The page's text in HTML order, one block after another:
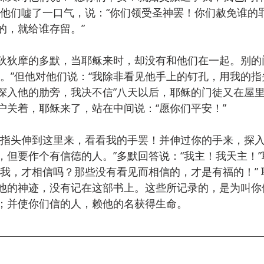
们嘘了一口气，说：“你们领受圣神罢！你们赦免谁的
，就给谁存留。”
狄摩的多默，当耶稣来时，却没有和他们在一起。别
”但他对他们说：“我除非看见他手上的钉孔，用我的
入他的肋旁，我决不信”八天以后，耶稣的门徒又在屋
关着，耶稣来了，站在中间说：“愿你们平安！”
头伸到这里来，看看我的手罢！并伸过你的手来，探
要作个有信德的人。”多默回答说：“我主！我天主！
，才相信吗？那些没有看见而相信的，才是有福的！”
的神迹，没有记在这部书上。这些所记录的，是为叫
并使你们信的人，赖他的名获得生命。